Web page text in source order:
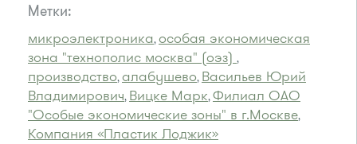
Метки:
микроэлектроника,особая экономическая
зона "технополис москва" (оэз) ,
производство,алабушево, Васильев Юрий
Владимирович, Вицке Марк,Филиал ОАО
"Особые экономические зоны" в г.Москве,
Компания «Пластик Лоджик»